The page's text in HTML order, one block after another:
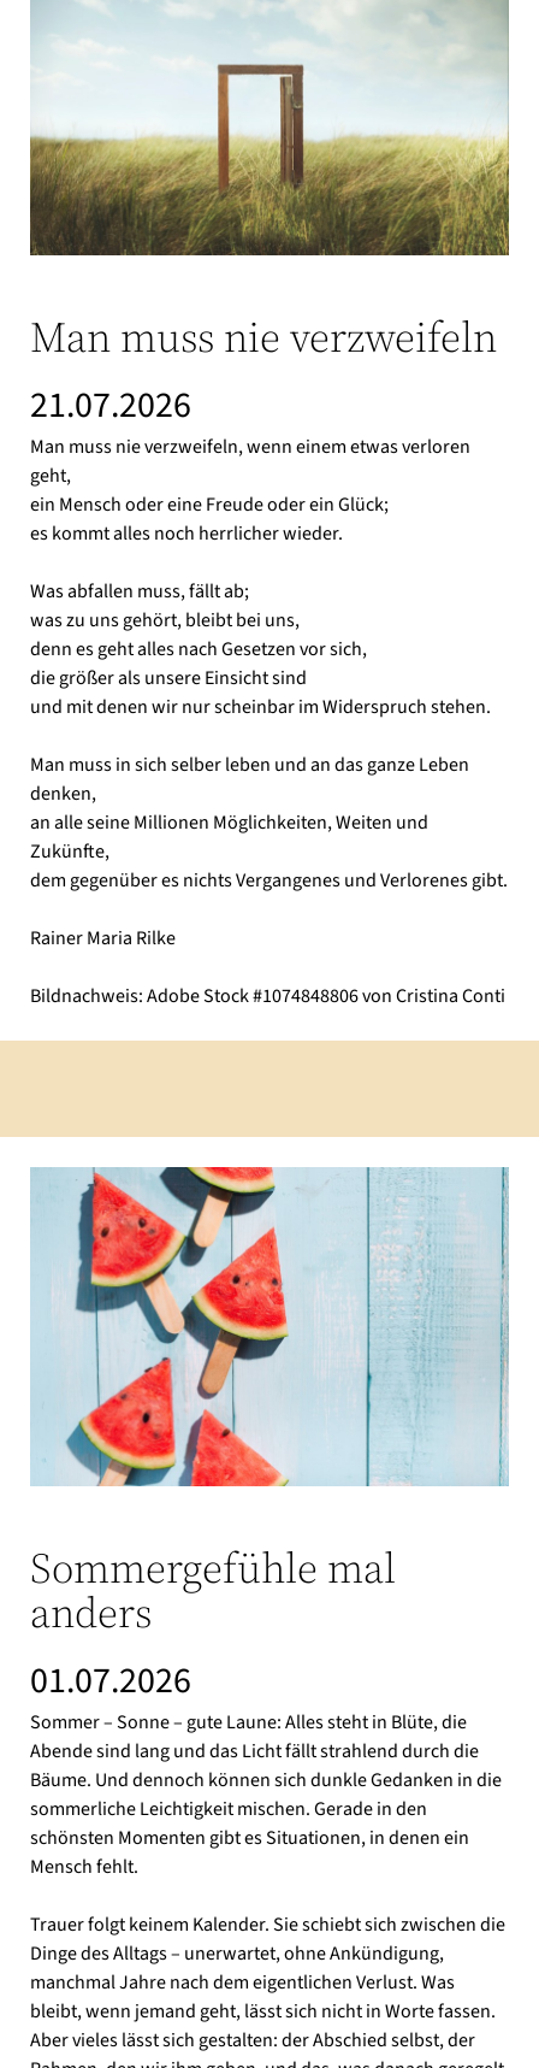
Man muss nie verzweifeln
21.07.2026
Man muss nie verzweifeln, wenn einem etwas verloren
geht,
ein Mensch oder eine Freude oder ein Glück;
es kommt alles noch herrlicher wieder.
Was abfallen muss, fällt ab;
was zu uns gehört, bleibt bei uns,
denn es geht alles nach Gesetzen vor sich,
die größer als unsere Einsicht sind
und mit denen wir nur scheinbar im Widerspruch stehen.
Man muss in sich selber leben und an das ganze Leben
denken,
an alle seine Millionen Möglichkeiten, Weiten und
Zukünfte,
dem gegenüber es nichts Vergangenes und Verlorenes gibt.
Rainer Maria Rilke
Bildnachweis: Adobe Stock #1074848806 von Cristina Conti
Sommergefühle mal
anders
01.07.2026
Sommer – Sonne – gute Laune: Alles steht in Blüte, die
Abende sind lang und das Licht fällt strahlend durch die
Bäume. Und dennoch können sich dunkle Gedanken in die
sommerliche Leichtigkeit mischen. Gerade in den
schönsten Momenten gibt es Situationen, in denen ein
Mensch fehlt.
Trauer folgt keinem Kalender. Sie schiebt sich zwischen die
Dinge des Alltags – unerwartet, ohne Ankündigung,
manchmal Jahre nach dem eigentlichen Verlust. Was
bleibt, wenn jemand geht, lässt sich nicht in Worte fassen.
Aber vieles lässt sich gestalten: der Abschied selbst, der